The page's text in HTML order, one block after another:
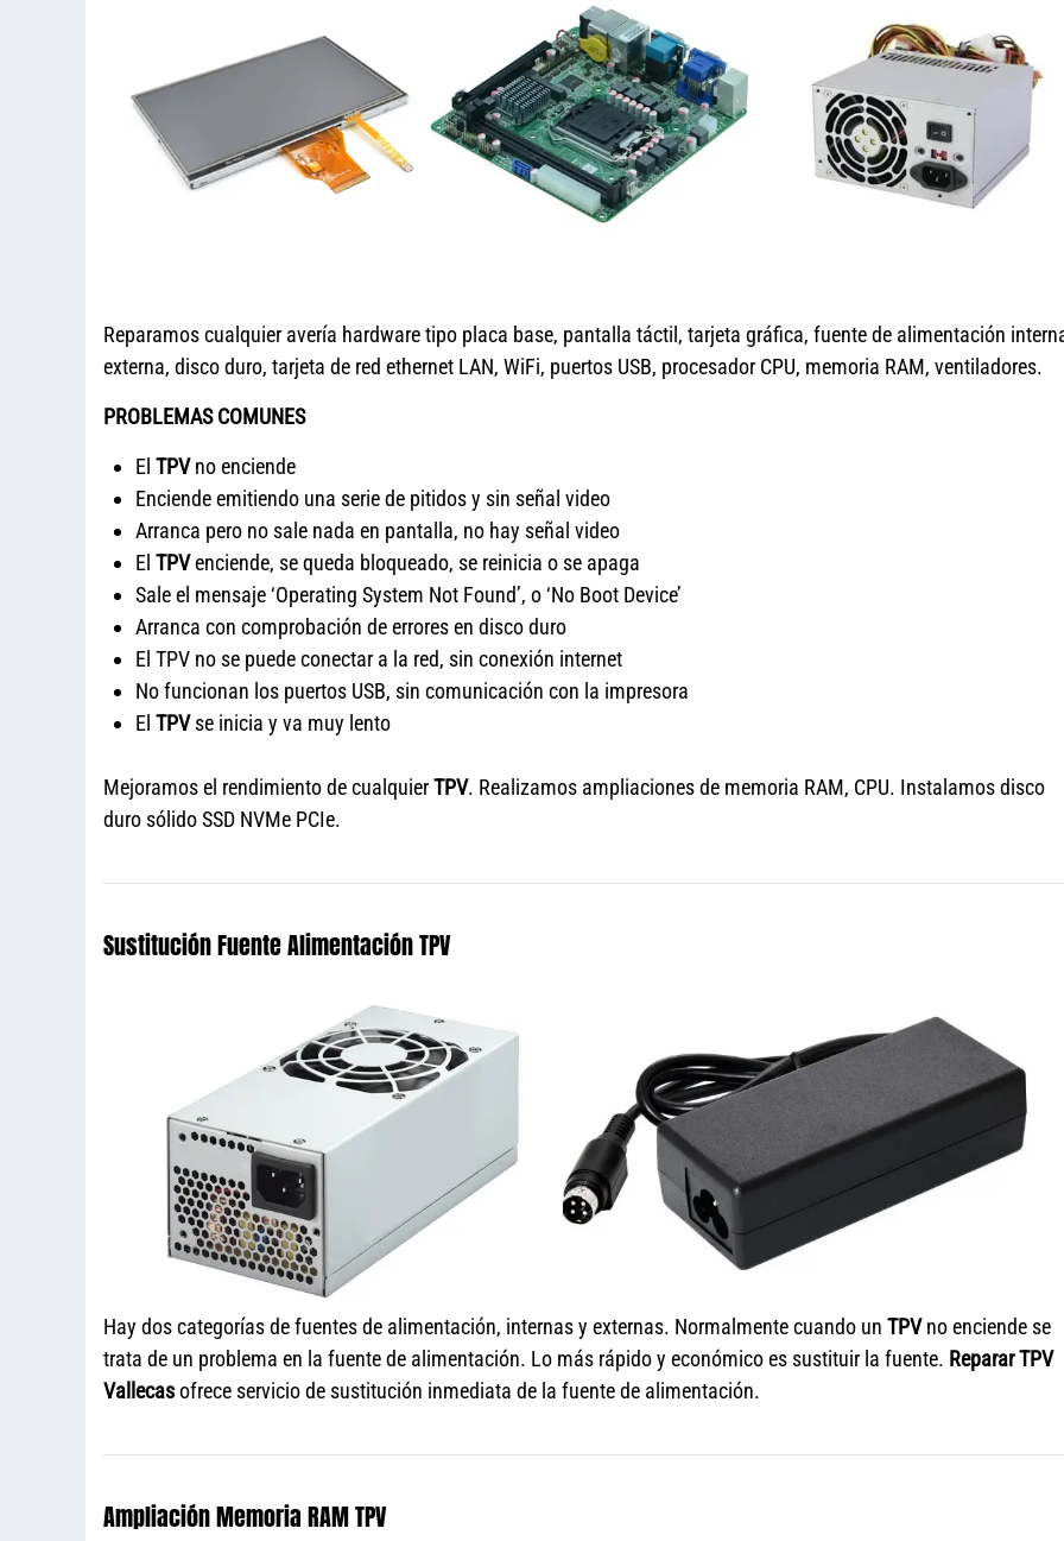
Reparamos cualquier avería hardware tipo placa base, pantalla táctil, tarjeta gráfica, fuente de alimentación
externa, disco duro, tarjeta de red ethernet LAN, WiFi, puertos USB, procesador CPU, memoria RAM, ventiladores.
PROBLEMAS COMUNES
El TPVno enciende
Enciende emitiendo una serie de pitidos y sin señal video
Arranca pero no sale nada en pantalla, no hay señal video
El TPVenciende, se queda bloqueado, se reinicia o se apaga
Sale el mensaje ‘Operating System Not Found’, o ‘No Boot Device’
Arranca con comprobación de errores en disco duro
El TPV no se puede conectar a la red, sin conexión internet
No funcionan los puertos USB, sin comunicación con la impresora
El TPVse inicia y va muy lento
Mejoramos el rendimiento de cualquierTPV. Realizamos ampliaciones de memoria RAM, CPU. Instalamos disco
duro sólido SSD NVMe PCIe.
Sustitución Fuente Alimentación TPV
Hay dos categorías de fuentes de alimentación, internas y externas. Normalmente cuando un TPVno enciende se
trata de un problema en la fuente de alimentación. Lo más rápido y económico es sustituir la fuente. Reparar TPV
Vallecasofrece servicio de sustitución inmediata de la fuente de alimentación.
Ampliación Memoria RAM TPV